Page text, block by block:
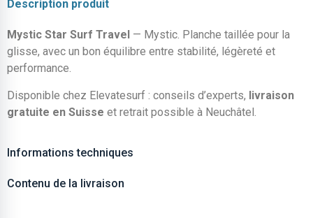
Description produit
Mystic Star Surf Travel — Mystic. Planche taillée pour la
glisse, avec un bon équilibre entre stabilité, légèreté et
performance.
Disponible chez Elevatesurf : conseils d’experts, livraison
gratuite en Suisse et retrait possible à Neuchâtel.
Informations techniques
Contenu de la livraison